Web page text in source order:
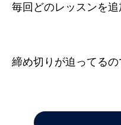
毎回どのレッスンを
締め切りが迫ってるの